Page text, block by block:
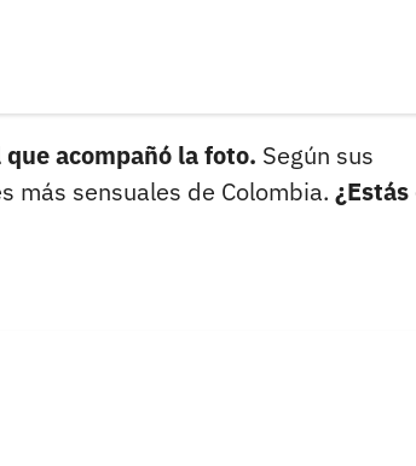
acompañó la foto. Según sus
más sensuales de Colombia. ¿Estás